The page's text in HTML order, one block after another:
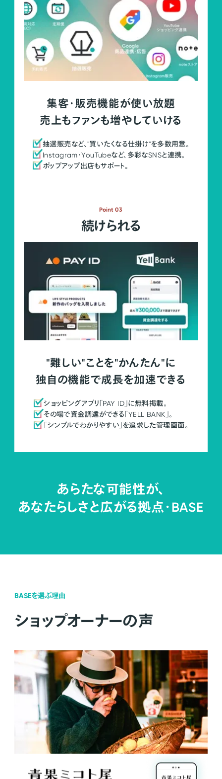
集客・販売機能が使い放題
売上もファンも増やしていける
抽選販売など、"買いたくなる仕掛け"を多数用意。
Instagram・YouTubeなど、多彩なSNSと連携。
ポップアップ出店もサポート。
Point 03
続けられる
"難しい"ことを"かんたん"に
独自の機能で成長を加速できる
ショッピングアプリ「PAY ID」に無料掲載。
その場で資金調達ができる「YELL BANK」。
「シンプルでわかりやすい」を追求した管理画面。
あらたな可能性が、
あなたらしさと広がる拠点・BASE
BASEを選ぶ理由
ショップオーナーの声